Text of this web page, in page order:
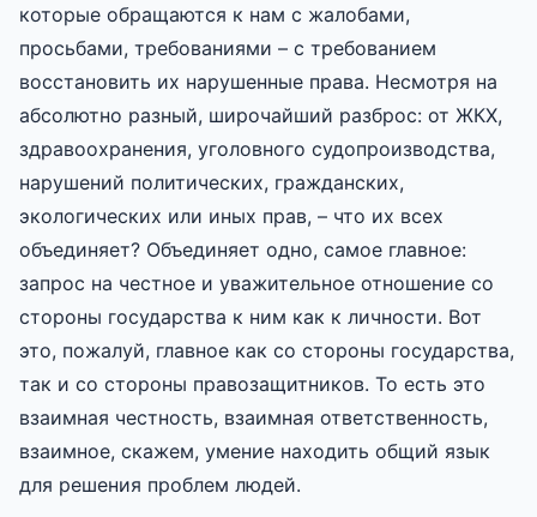
которые обращаются к нам с жалобами,
просьбами, требованиями – с требованием
восстановить их нарушенные права. Несмотря на
абсолютно разный, широчайший разброс: от ЖКХ,
здравоохранения, уголовного судопроизводства,
нарушений политических, гражданских,
экологических или иных прав, – что их всех
объединяет? Объединяет одно, самое главное:
запрос на честное и уважительное отношение со
стороны государства к ним как к личности. Вот
это, пожалуй, главное как со стороны государства,
так и со стороны правозащитников. То есть это
взаимная честность, взаимная ответственность,
взаимное, скажем, умение находить общий язык
для решения проблем людей.